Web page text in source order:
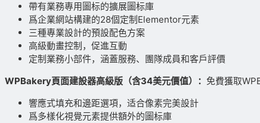
帶有業務專用圖标的擴展圖标庫
爲企業網站構建的28個定制Elementor元素
三種專業設計的預設配色方案
高級動畫控制，促進互動
定制業務小部件，涵蓋服務、團隊成員和客戶評價
WPBakery頁面建設器高級版（含34美元價值）： 免費獲取
響應式填充和邊距選項，适合像素完美設計
爲多樣化視覺元素提供額外的圖标庫